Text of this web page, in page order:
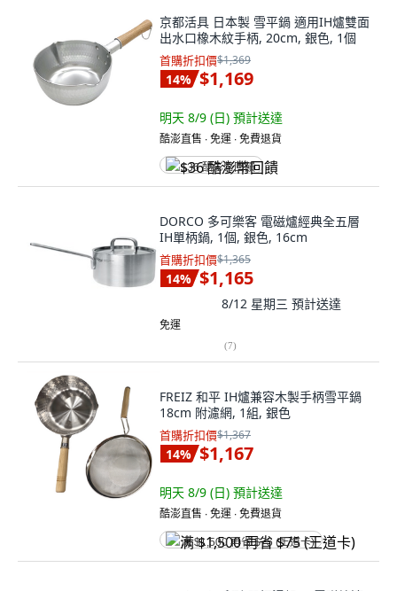
京都活具 日本製 雪平鍋 適用IH爐雙面
出水口橡木紋手柄, 20cm, 銀色, 1個
首購折扣價$1,369
14% $1,169
明天 8/9 (日) 預計送達
酷澎直售 ∙ 免運 ∙ 免費退貨
$36 酷澎幣回饋
DORCO 多可樂客 電磁爐經典全五層
IH單柄鍋, 1個, 銀色, 16cm
首購折扣價$1,365
14% $1,165
8/12 星期三 預計送達
免運
(7)
FREIZ 和平 IH爐兼容木製手柄雪平鍋
18cm 附濾網, 1組, 銀色
首購折扣價$1,367
14% $1,167
明天 8/9 (日) 預計送達
酷澎直售 ∙ 免運 ∙ 免費退貨
满 $1,500 再省 $75 (王道卡)